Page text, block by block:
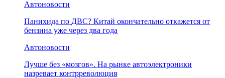
Автоновости
Панихида по ДВС? Китай окончательно откажется от
бензина уже через два года
Автоновости
Лучше без «мозгов». На рынке автоэлектроники
назревает контрреволюция